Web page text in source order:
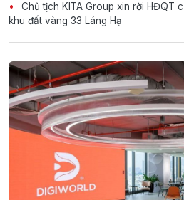
Chủ tịch KITA Group xin rời HĐQT
khu đất vàng 33 Láng Hạ